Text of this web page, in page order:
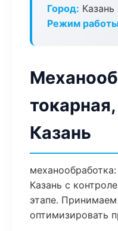
Город: Казань
Режим
Казань
Казань с
этапе.
оптимизировать